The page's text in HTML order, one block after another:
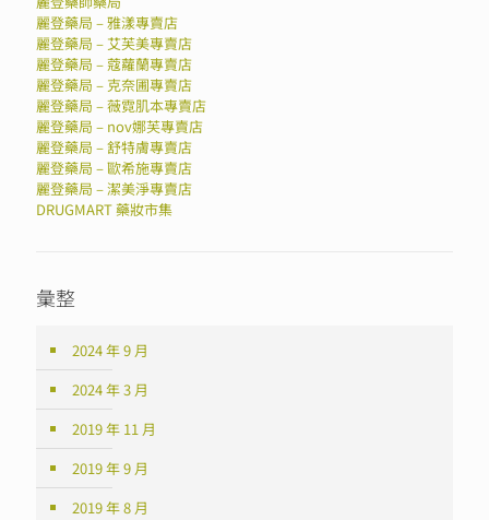
麗登藥局 – 雅漾專賣店
麗登藥局 – 艾芙美專賣店
麗登藥局 – 蔻蘿蘭專賣店
麗登藥局 – 克奈圃專賣店
麗登藥局 – 薇霓肌本專賣店
麗登藥局 – nov娜芙專賣店
麗登藥局 – 舒特膚專賣店
麗登藥局 – 歐希施專賣店
麗登藥局 – 潔美淨專賣店
DRUGMART 藥妝市集
彙整
2024 年 9 月
2024 年 3 月
2019 年 11 月
2019 年 9 月
2019 年 8 月